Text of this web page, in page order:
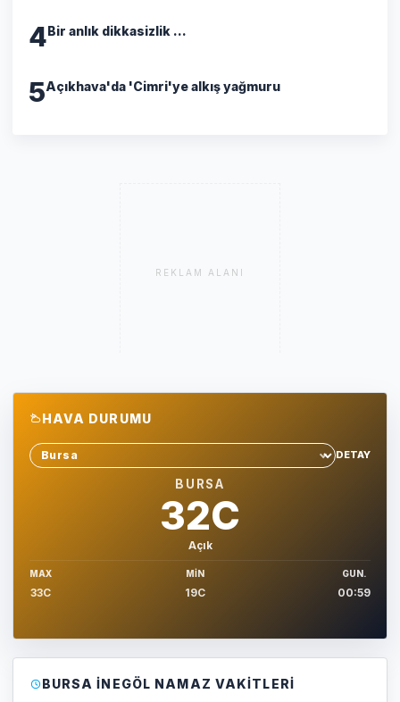
4Bir anlık dikkasizlik ...
5Açıkhava'da 'Cimri'ye alkış yağmuru
REKLAM ALANI
HAVA DURUMU
Sehir sec
DETAY
BURSA
32C
Açık
MAX
33C
MIN
19C
GUN.
00:59
BURSA İNEGÖL NAMAZ VAKITLERI